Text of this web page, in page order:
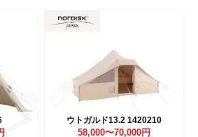
ウトガルド13.2 1420210
58,000〜70,000円